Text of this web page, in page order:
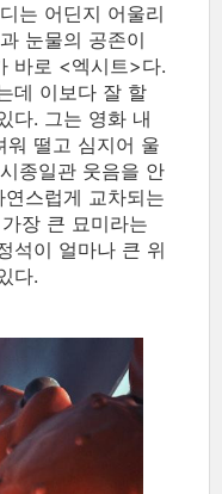
는 어딘지 어울리
눈물의 공존이
바로 <엑시트>다.
데 이보다 잘 할
다. 그는 영화 내
워 떨고 심지어 울
종일관 웃음을 안
스럽게 교차되는
장 큰 묘미라는
석이 얼마나 큰 위
다.